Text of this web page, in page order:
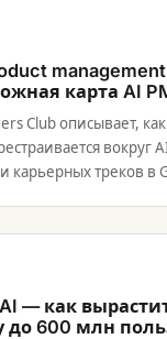
карта AI
Club описывает,
вокруг
карьерных треков в
— как
до 600 млн